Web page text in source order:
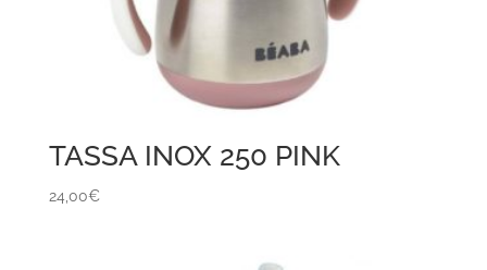
TASSA INOX 250 PINK
24,00€